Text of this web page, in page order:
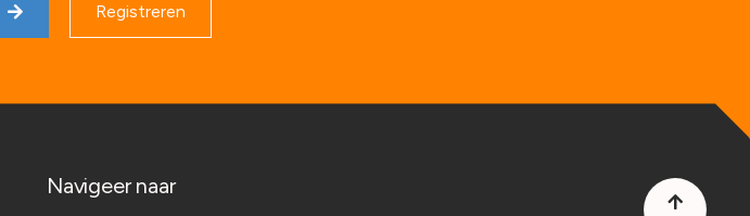
Registreren
Navigeer naar